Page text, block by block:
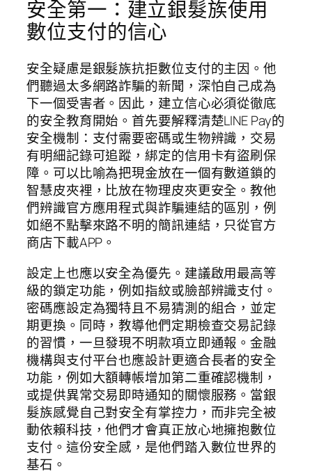
安全第一：建立銀髮族使用
數位支付的信心
安全疑慮是銀髮族抗拒數位支付的主因。他
們聽過太多網路詐騙的新聞，深怕自己成為
下一個受害者。因此，建立信心必須從徹底
的安全教育開始。首先要解釋清楚LINE Pay的
安全機制：支付需要密碼或生物辨識，交易
有明細記錄可追蹤，綁定的信用卡有盜刷保
障。可以比喻為把現金放在一個有數道鎖的
智慧皮夾裡，比放在物理皮夾更安全。教他
們辨識官方應用程式與詐騙連結的區別，例
如絕不點擊來路不明的簡訊連結，只從官方
商店下載APP。
設定上也應以安全為優先。建議啟用最高等
級的鎖定功能，例如指紋或臉部辨識支付。
密碼應設定為獨特且不易猜測的組合，並定
期更換。同時，教導他們定期檢查交易記錄
的習慣，一旦發現不明款項立即通報。金融
機構與支付平台也應設計更適合長者的安全
功能，例如大額轉帳增加第二重確認機制，
或提供異常交易即時通知的關懷服務。當銀
髮族感覺自己對安全有掌控力，而非完全被
動依賴科技，他們才會真正放心地擁抱數位
支付。這份安全感，是他們踏入數位世界的
基石。